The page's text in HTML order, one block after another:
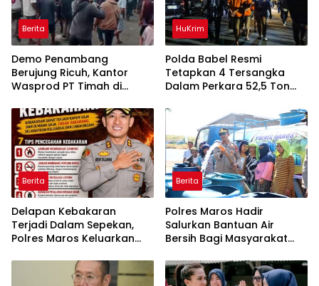
Berita
Demo Penambang
Berujung Ricuh, Kantor
Wasprod PT Timah di
HuKrim
Polda Babel Resmi
Tetapkan 4 Tersangka
Dalam Perkara 52,5 Ton
Belitung
Berita
Delapan Kebakaran
Terjadi Dalam Sepekan,
Polres Maros Keluarkan
Masyarakat
Berita
Polres Maros Hadir
Salurkan Bantuan Air
Bersih Bagi Masyarakat
Di Maros